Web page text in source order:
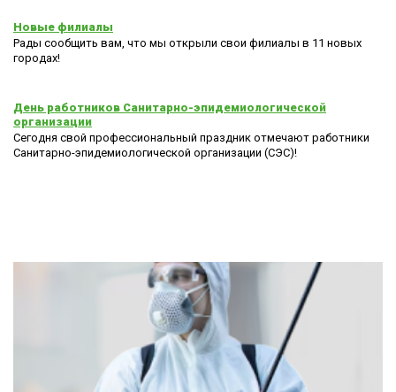
Новые филиалы
Рады сообщить вам, что мы открыли свои филиалы в 11 новых
городах!
День работников Санитарно-эпидемиологической
организации
Сегодня свой профессиональный праздник отмечают работники
Санитарно-эпидемиологической организации (СЭС)!